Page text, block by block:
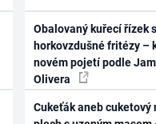
Obalovaný kuřecí řízek
horkovzdušné fritézy –
novém pojetí podle
Olivera
Cukeťák aneb cuketový